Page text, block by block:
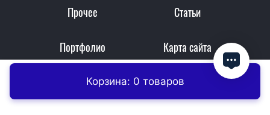
Прочее Статьи
Портфолио Карта сайта
Корзина: 0 товаров